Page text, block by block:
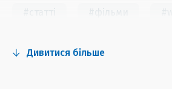
Дивитися більше